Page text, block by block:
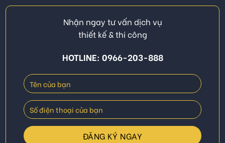
Nhận ngay tư vấn dịch vụ
thiết kế & thi công
HOTLINE: 0966-203-888